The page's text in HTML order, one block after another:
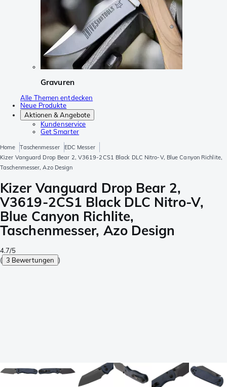
Gravuren
Alle Themen entdecken
Neue Produkte
Aktionen & Angebote
Kundenservice
Get Smarter
Home Taschenmesser
EDC Messer
Kizer Vanguard Drop Bear 2, V3619-2CS1 Black DLC Nitro-V, Blue Canyon Richlite,
Taschenmesser, Azo Design
Kizer Vanguard Drop Bear 2,
V3619-2CS1 Black DLC Nitro-V,
Blue Canyon Richlite,
Taschenmesser, Azo Design
4.7/5
( 3 Bewertungen )